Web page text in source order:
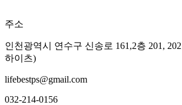
주소
인천광역시 연수구 신송로 161,2층 201,
하이츠)
lifebestps@gmail.com
032-214-0156